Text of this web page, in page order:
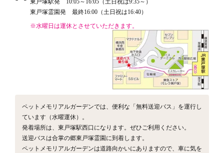
東戸塚駅発 10:05～16:05（土日祝は9:35～）
東戸塚霊園発 最終16:00（土日祝は16:40）
※水曜日は運休とさせていただきます。
ペットメモリアルガーデンでは、便利な「無料送迎バス」を運行し
ています（水曜運休）。
発着場所は、東戸塚駅西口になります。ぜひご利用ください。
送迎バスは合掌の郷東戸塚霊園に到着します。
ペットメモリアルガーデンは道路向かいにありますので、車に気を